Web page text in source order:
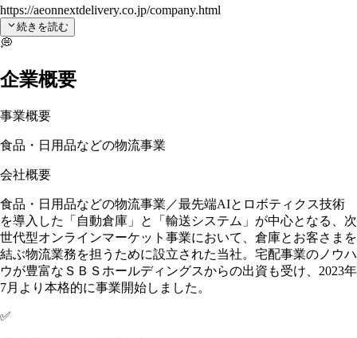
https://aeonnextdelivery.co.jp/company.html
続きを読む
💭
企業概要
事業概要
食品・日用品などの物流事業
会社概要
食品・日用品などの物流事業／最先端AIとロボティクス技術
を導入した「自動倉庫」と「輸送システム」が中心となる、次
世代型オンラインマーケット事業において、倉庫とお客さまを
結ぶ物流業務を担うために設立された当社。宅配事業のノウハ
ウが豊富なＳＢＳホールディングスからの出資も受け、2023年
7月より本格的に事業開始しました。
✅